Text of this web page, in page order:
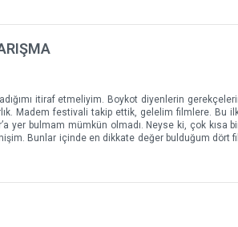
itiraf etmeliyim. Boykot diyenlerin
Madem festivali takip ettik, gelelim filmlere. Bu ilk
yer bulmam mümkün olmadı. Neyse ki, çok kısa
Bunlar içinde en dikkate değer bulduğum dört